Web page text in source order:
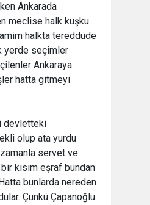
Ankarada
meclise halk kuşku
halkta tereddüde
yerde seçimler
Ankaraya
hatta gitmeyi
devletteki
olup ata yurdu
zamanla servet ve
kısım eşraf bundan
bunlarda nereden
Çünkü Çapanoğlu